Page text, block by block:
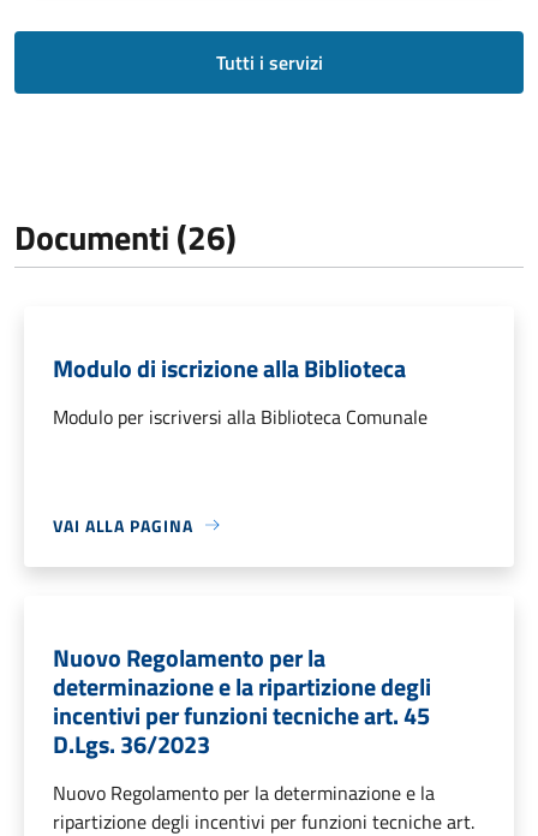
Tutti i servizi
Documenti (26)
Modulo di iscrizione alla Biblioteca
Modulo per iscriversi alla Biblioteca Comunale
VAI ALLA PAGINA
Nuovo Regolamento per la
determinazione e la ripartizione degli
incentivi per funzioni tecniche art. 45
D.Lgs. 36/2023
Nuovo Regolamento per la determinazione e la
ripartizione degli incentivi per funzioni tecniche art.